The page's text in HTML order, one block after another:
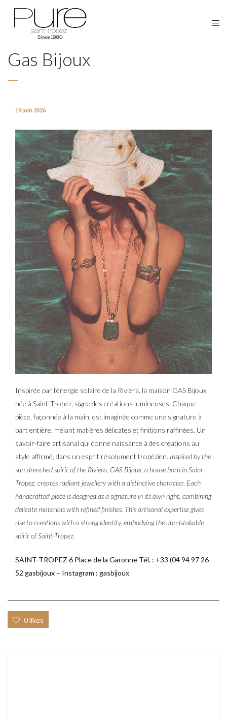
Gas Bijoux
19 juin 2026
Inspirée par l’énergie solaire de la Riviera, la maison GAS Bijoux,
née à Saint-Tropez, signe des créations lumineuses. Chaque
pièce, façonnée à la main, est imaginée comme une signature à
part entière, mêlant matières délicates et finitions raffinées. Un
savoir-faire artisanal qui donne naissance à des créations au
style affirmé, dans un esprit résolument tropézien. Inspired by the
sun-drenched spirit of the Riviera, GAS Bijoux, a house born in Saint-
Tropez, creates radiant jewellery with a distinctive character. Each
handcrafted piece is designed as a signature in its own right, combining
delicate materials with refined finishes. This artisanal expertise gives
rise to creations with a strong identity, embodying the unmistakable
spirit of Saint-Tropez.
SAINT-TROPEZ 6 Place de la Garonne Tél. : +33 (04 94 97 26
52 gasbijoux – Instagram : gasbijoux
0 likes